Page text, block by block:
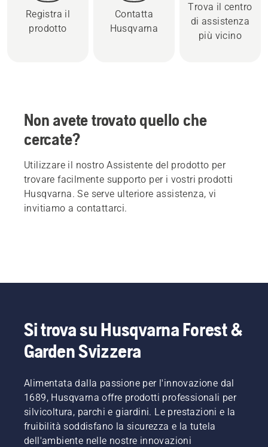
Registra il
prodotto
Contatta
Husqvarna
Trova il centro
di assistenza
più vicino
Non avete trovato quello che
cercate?
Utilizzare il nostro Assistente del prodotto per
trovare facilmente supporto per i vostri prodotti
Husqvarna. Se serve ulteriore assistenza, vi
invitiamo a contattarci.
Si trova su Husqvarna Forest &
Garden Svizzera
Alimentata dalla passione per l'innovazione dal
1689, Husqvarna offre prodotti professionali per
silvicoltura, parchi e giardini. Le prestazioni e la
fruibilità soddisfano la sicurezza e la tutela
dell'ambiente nelle nostre innovazioni